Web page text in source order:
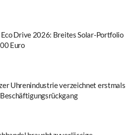
Drive 2026: Breites Solar-Portfolio
Euro
Uhrenindustrie verzeichnet erstmals